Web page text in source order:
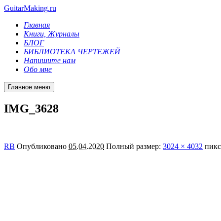
GuitarMaking.ru
Главная
Книги, Журналы
БЛОГ
БИБЛИОТЕКА ЧЕРТЕЖЕЙ
Напишите нам
Обо мне
Главное меню
IMG_3628
RB Опубликовано 05.04.2020 Полный размер: 3024 × 4032